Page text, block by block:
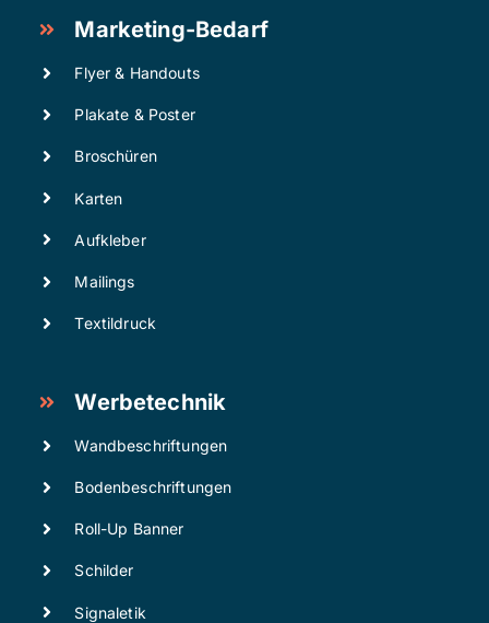
Marketing-Bedarf
Flyer & Handouts
Plakate & Poster
Broschüren
Karten
Aufkleber
Mailings
Textildruck
Werbetechnik
Wandbeschriftungen
Bodenbeschriftungen
Roll-Up Banner
Schilder
Signaletik